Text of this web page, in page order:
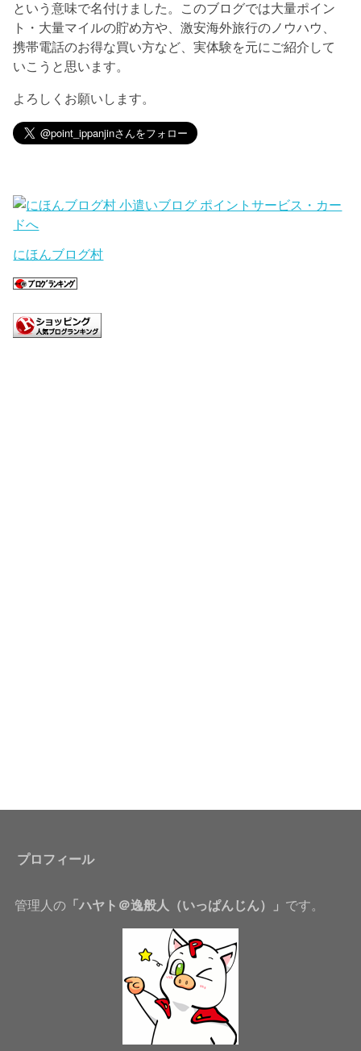
という意味で名付けました。このブログでは大量ポイン
ト・大量マイルの貯め方や、激安海外旅行のノウハウ、
携帯電話のお得な買い方など、実体験を元にご紹介して
いこうと思います。
よろしくお願いします。
にほんブログ村
プロフィール
管理人の「ハヤト＠逸般人（いっぱんじん）」 です。